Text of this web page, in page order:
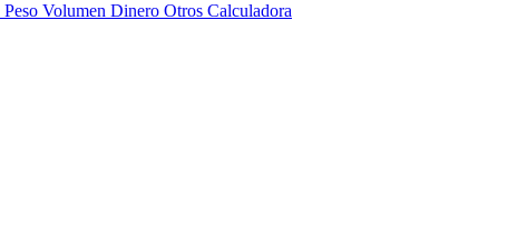
Peso Volumen Dinero Otros Calculadora